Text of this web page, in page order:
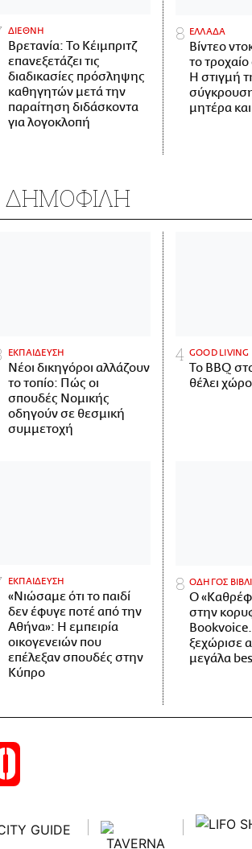
ΔΙΕΘΝΗ
Βρετανία: Το Κέιμπριτζ
επανεξετάζει τις
διαδικασίες πρόσληψης
καθηγητών μετά την
παραίτηση διδάσκοντα
για λογοκλοπή
ΕΛΛΑΔΑ
Βίντεο
το τροχαίο
Η στιγμή
μητέρα και
ΔΗΜΟΦΙΛΗ
ΕΚΠΑΙΔΕΥΣΗ
Νέοι δικηγόροι αλλάζουν
το τοπίο: Πώς οι
σπουδές Νομικής
οδηγούν σε θεσμική
συμμετοχή
GOOD LIVING
Το BBQ
θέλει
ΕΚΠΑΙΔΕΥΣΗ
«Νιώσαμε ότι το παιδί
δεν έφυγε ποτέ από την
Αθήνα»: Η εμπειρία
οικογενειών που
επέλεξαν σπουδές στην
Κύπρο
ΟΔΗΓΟΣ
Ο
στην
Bookvoice.
ξεχώρισε
μεγάλα